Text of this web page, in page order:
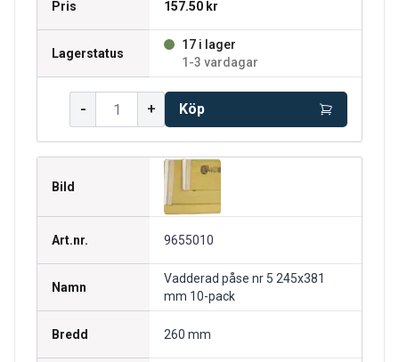
Pris 157.50 kr
Lagerstatus
17 i lager
1-3 vardagar
- + Köp
Bild
Art.nr. 9655010
Namn
Vadderad påse nr 5 245x381
mm 10-pack
Bredd 260 mm